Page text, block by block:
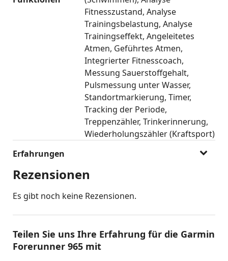
Fitnesszustand Analyse
Trainingsbelastung Analyse
Trainingseffekt Angeleitetes
Atmen Geführtes Atmen
Integrierter Fitnesscoach
Messung Sauerstoffgehalt
Pulsmessung unter Wasser
Standortmarkierung Timer
Tracking der Periode
Treppenzähler Trinkerinnerung
Wiederholungszähler (Kraftsport)
Erfahrungen
Rezensionen
Es gibt noch keine Rezensionen.
Teilen Sie uns Ihre Erfahrung für die Garmin
Forerunner 965 mit